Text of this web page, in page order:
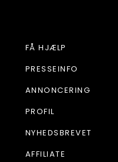
FÅ HJÆLP
PRESSEINFO
ANNONCERING
PROFIL
NYHEDSBREVET
AFFILIATE